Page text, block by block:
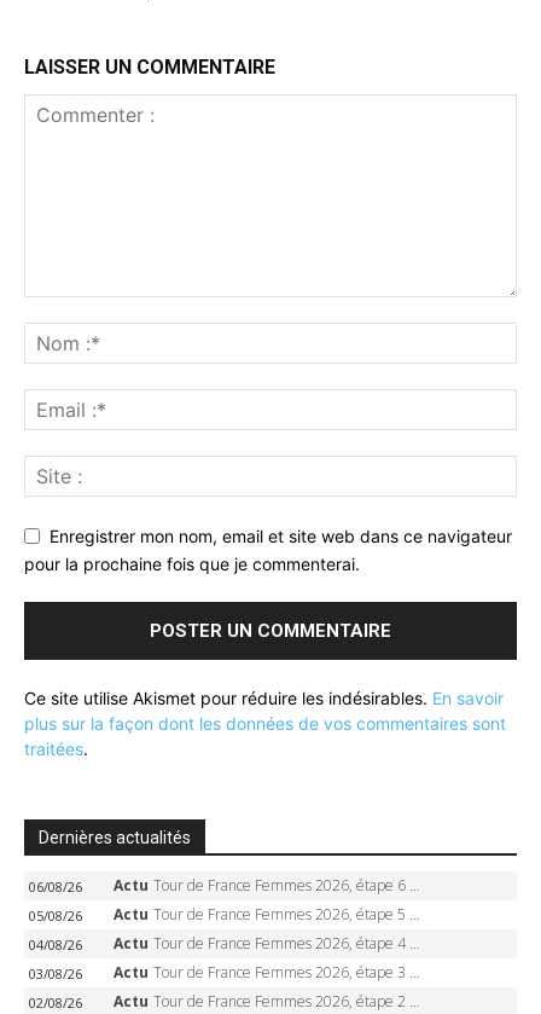
LAISSER UN COMMENTAIRE
Enregistrer mon nom, email et site web dans ce navigateur
pour la prochaine fois que je commenterai.
Ce site utilise Akismet pour réduire les indésirables. En savoir
plus sur la façon dont les données de vos commentaires sont
traitées.
Dernières actualités
06/08/26 Actu Tour de France Femmes 2026, étape 6 – Kim Le Court-Pienaar gagne à Tournon, Reusser en jaune
05/08/26 Actu Tour de France Femmes 2026, étape 5 – Demi Vollering gagne à Belleville, Reusser en jaune, Ferrand-Prévot coule
04/08/26 Actu Tour de France Femmes 2026, étape 4 – Marlen Reusser écrase le chrono, Ferrand-Prévot en crise
03/08/26 Actu Tour de France Femmes 2026, étape 3 – Sigrid Haugset en solitaire, 88 km d’échappée, maillot jaune
02/08/26 Actu Tour de France Femmes 2026, étape 2 – Lorena Wiebes doublé à Genève, Markus héroïque, 7e record